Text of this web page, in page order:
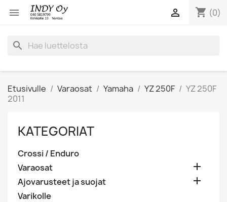
 shopping_cart (0)

search
Etusivulle Varaosat Yamaha YZ 250F
YZ 250F
2011
KATEGORIAT
Crossi / Enduro
Varaosat

Ajovarusteet ja suojat 
Varikolle